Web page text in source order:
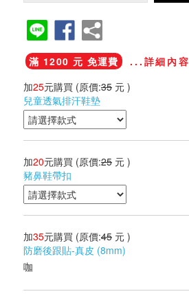
滿 1200 元 免運費
...詳細內容
加25元購買 (原價:35 元 )
兒童透氣排汗鞋墊
加20元購買 (原價:25 元 )
豬鼻鞋帶扣
加35元購買 (原價:45 元 )
防磨後跟貼-真皮 (8mm)
咖